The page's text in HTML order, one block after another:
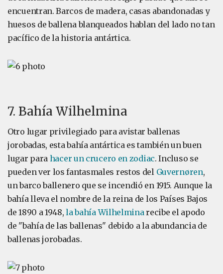
encuentran. Barcos de madera, casas abandonadas y
huesos de ballena blanqueados hablan del lado no tan
pacífico de la historia antártica.
7. Bahía Wilhelmina
Otro lugar privilegiado para avistar ballenas
jorobadas, esta bahía antártica es también un buen
lugar para hacer un crucero en zodiac. Incluso se
pueden ver los fantasmales restos del Guvernøren,
un barco ballenero que se incendió en 1915. Aunque la
bahía lleva el nombre de la reina de los Países Bajos
de 1890 a 1948,la bahía Wilhelminarecibe el apodo
de "bahía de las ballenas" debido a la abundancia de
ballenas jorobadas.